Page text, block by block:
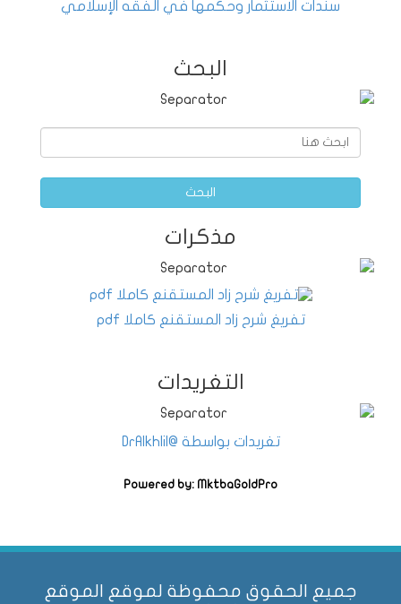
سندات الاستثمار وحكمها في الفقه الإسلامي
البحث
البحث
مذكرات
تفريغ شرح زاد المستقنع كاملا pdf
التغريدات
تغريدات بواسطة @DrAlkhlil
Powered by: MktbaGoldPro
جميع الحقوق محفوظة لموقع الموقع